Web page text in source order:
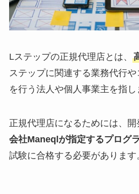
Lステップの正規代理店とは、
ステップに関連する業務代行
を行う法人や個人事業主を指し
正規代理店になるためには、開
会社Maneqlが指定するプログ
試験に合格する必要があります